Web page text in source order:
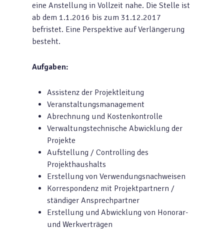
eine Anstellung in Vollzeit nahe. Die Stelle ist
ab dem 1.1.2016 bis zum 31.12.2017
befristet. Eine Perspektive auf Verlängerung
besteht.
Aufgaben:
Assistenz der Projektleitung
Veranstaltungsmanagement
Abrechnung und Kostenkontrolle
Verwaltungstechnische Abwicklung der
Projekte
Aufstellung / Controlling des
Projekthaushalts
Erstellung von Verwendungsnachweisen
Korrespondenz mit Projektpartnern /
ständiger Ansprechpartner
Erstellung und Abwicklung von Honorar-
und Werkverträgen